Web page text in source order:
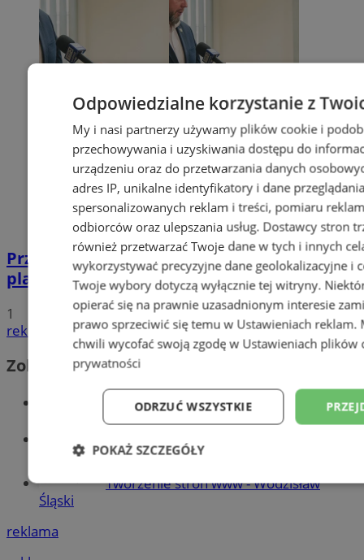
Przyszłość Wodzisławia Śląskiego:
planowane inwestycje na 2025 rok
1
reklama
Zobacz również
Wiadomości kryminalne w Wodzisławiu
Wiadomości lokalne
Tworzenie stron www - Wodzisław
Śląski
reklama
Odpowiedzialne korzystanie z
My i nasi partnerzy używamy plików cookie i
przechowywania i uzyskiwania dostępu do
urządzeniu oraz do przetwarzania danych
adres IP, unikalne identyfikatory i dane
spersonalizowanych reklam i treści, pomiaru
odbiorców oraz ulepszania usług. Dostawcy stron
również przetwarzać Twoje dane w tych i innych
wykorzystywać precyzyjne dane geolokalizacyjne i
Twoje wybory dotyczą wyłącznie tej witryny.
opierać się na prawnie uzasadnionym interesie
prawo sprzeciwić się temu w Ustawieniach reklam.
chwili wycofać swoją zgodę w Ustawieniach plików
prywatności
ODRZUĆ WSZYSTKIE
POKAŻ SZCZEGÓŁY
Niezbędne Wydajność